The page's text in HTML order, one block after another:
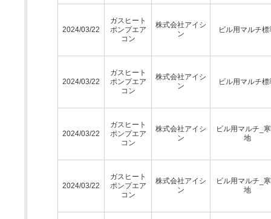
2024/03/22
ガスヒート
ポンプエア
コン
株式会社アイシ
ン
ビル用マルチ標
2024/03/22
ガスヒート
ポンプエア
コン
株式会社アイシ
ン
ビル用マルチ標
2024/03/22
ガスヒート
ポンプエア
コン
株式会社アイシ
ン
ビル用マルチ_
地
2024/03/22
ガスヒート
ポンプエア
コン
株式会社アイシ
ン
ビル用マルチ_
地